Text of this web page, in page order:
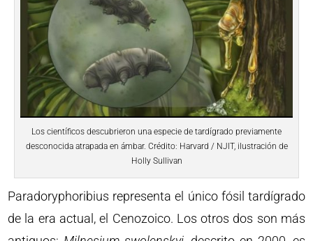
Los científicos descubrieron una especie de tardígrado previamente
desconocida atrapada en ámbar. Crédito: Harvard / NJIT, ilustración de
Holly Sullivan
Paradoryphoribius representa el único fósil tardígrado
de la era actual, el Cenozoico. Los otros dos son más